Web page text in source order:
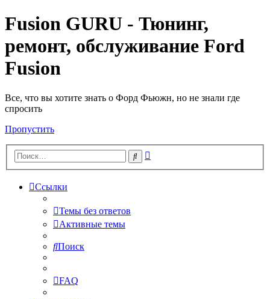
Fusion GURU - Тюнинг,
ремонт, обслуживание Ford
Fusion
Все, что вы хотите знать о Форд Фьюжн, но не знали где
спросить
Пропустить
Поиск
Ссылки
Темы без ответов
Активные темы
Поиск
FAQ